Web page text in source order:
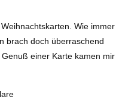
Wie immer
brach doch überraschend
einer Karte kamen mir